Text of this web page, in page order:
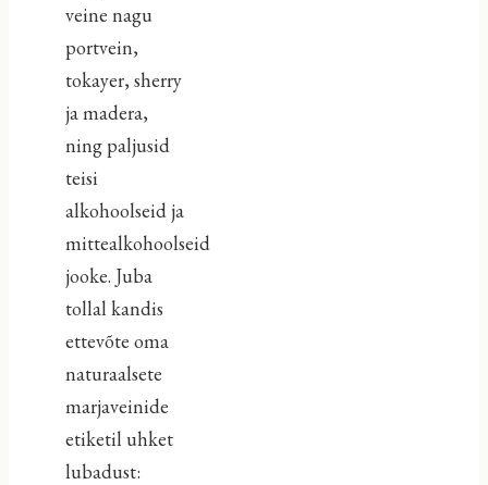
veine nagu
portvein,
tokayer, sherry
ja madera,
ning paljusid
teisi
alkohoolseid ja
mittealkohoolseid
jooke. Juba
tollal kandis
ettevõte oma
naturaalsete
marjaveinide
etiketil uhket
lubadust: